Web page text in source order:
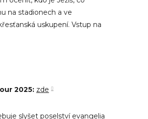
na stadionech a ve
uskupení. Vstup na
2025: zde
slyšet poselství evangelia